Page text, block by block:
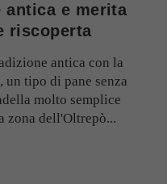
antica e merita
riscoperta
antica con la
tipo di pane senza
molto semplice
zona dell'Oltrepò...